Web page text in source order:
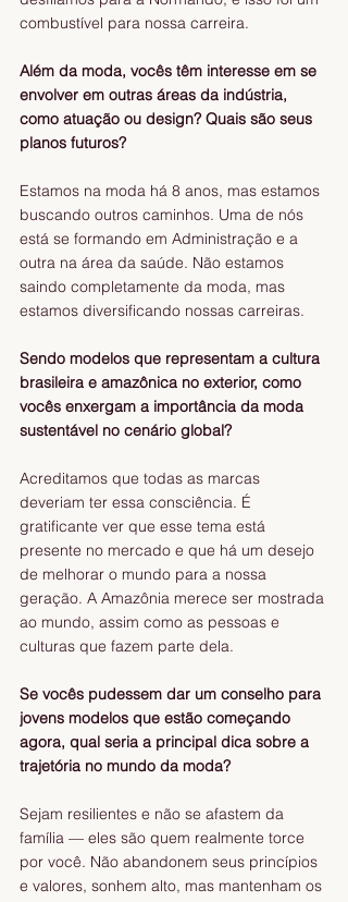
combustível para nossa carreira.
Além da moda, vocês têm interesse em se
envolver em outras áreas da indústria,
como atuação ou design? Quais são seus
planos futuros?
Estamos na moda há 8 anos, mas estamos
buscando outros caminhos. Uma de nós
está se formando em Administração e a
outra na área da saúde. Não estamos
saindo completamente da moda, mas
estamos diversificando nossas carreiras.
Sendo modelos que representam a cultura
brasileira e amazônica no exterior, como
vocês enxergam a importância da moda
sustentável no cenário global?
Acreditamos que todas as marcas
deveriam ter essa consciência. É
gratificante ver que esse tema está
presente no mercado e que há um desejo
de melhorar o mundo para a nossa
geração. A Amazônia merece ser mostrada
ao mundo, assim como as pessoas e
culturas que fazem parte dela.
Se vocês pudessem dar um conselho para
jovens modelos que estão começando
agora, qual seria a principal dica sobre a
trajetória no mundo da moda?
Sejam resilientes e não se afastem da
família — eles são quem realmente torce
por você. Não abandonem seus princípios
e valores, sonhem alto, mas mantenham os